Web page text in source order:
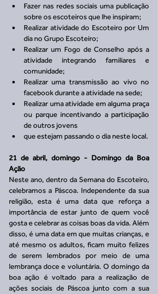
Fazer nas redes sociais uma publicação
sobre os escoteiros que lhe inspiram;
Realizar atividade do Escoteiro por Um
dia no Grupo Escoteiro;
Realizar um Fogo de Conselho após a
atividade integrando familiares e
comunidade;
Realizar uma transmissão ao vivo no
facebook durante a atividade na sede;
Realizar uma atividade em alguma praça
ou parque incentivando a participação
de outros jovens
21 de abril, domingo - Domingo da Boa
Ação
Neste ano, dentro da Semana do Escoteiro,
celebramos a Páscoa. Independente da sua
religião, esta é uma data que reforça a
importância de estar junto de quem você
gosta e celebrar as coisas boas da vida. Além
disso, é uma data em que muitas crianças, e
até mesmo os adultos, ficam muito felizes
de serem lembrados por meio de uma
lembrança doce e voluntária. O domingo da
boa ação é voltado para a realização de
ações sociais de Páscoa junto com a sua